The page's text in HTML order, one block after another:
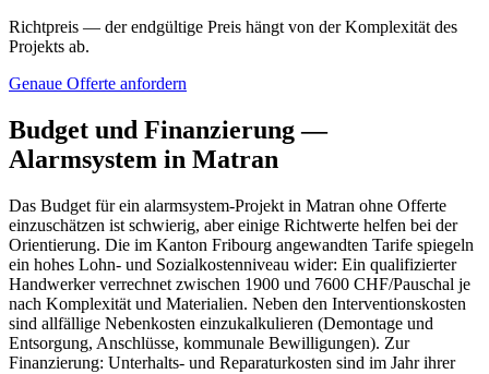
Richtpreis — der endgültige Preis hängt von der Komplexität des
Projekts ab.
Genaue Offerte anfordern
Budget und Finanzierung —
Alarmsystem in Matran
Das Budget für ein alarmsystem-Projekt in Matran ohne Offerte
einzuschätzen ist schwierig, aber einige Richtwerte helfen bei der
Orientierung. Die im Kanton Fribourg angewandten Tarife spiegeln
ein hohes Lohn- und Sozialkostenniveau wider: Ein qualifizierter
Handwerker verrechnet zwischen 1900 und 7600 CHF/Pauschal je
nach Komplexität und Materialien. Neben den Interventionskosten
sind allfällige Nebenkosten einzukalkulieren (Demontage und
Entsorgung, Anschlüsse, kommunale Bewilligungen). Zur
Finanzierung: Unterhalts- und Reparaturkosten sind im Jahr ihrer